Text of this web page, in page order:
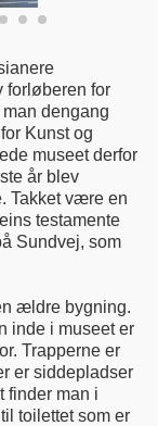
forløberen for
dengang
Kunst og
museet derfor
år blev
Takket være en
testamente
Sundvej, som
ældre bygning.
inde i museet er
Trapperne er
er siddepladser
finder man i
toilettet som er